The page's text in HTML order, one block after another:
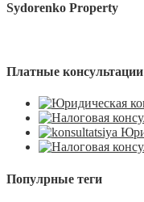
Sydorenko Property
Платные консультации
Популрные теги